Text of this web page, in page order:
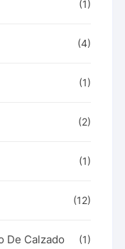
(1)
(4)
(1)
(2)
(1)
(12)
De Calzado (1)